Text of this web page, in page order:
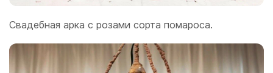
Свадебная арка с розами сорта помароса.